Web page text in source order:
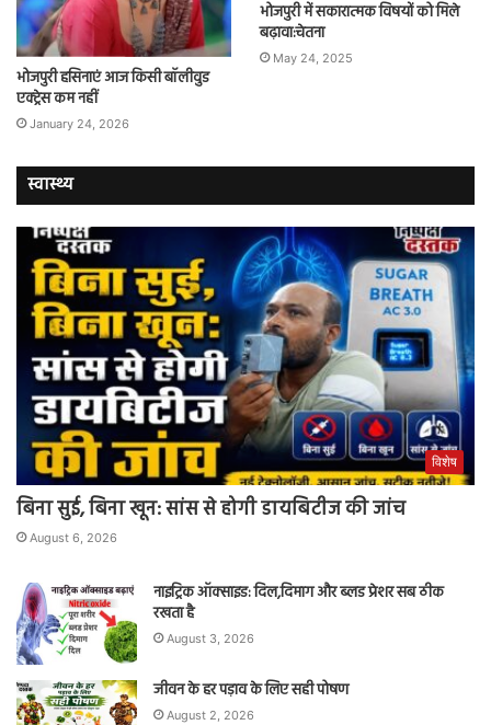
भोजपुरी हसिनाएं आज किसी बॉलीवुड
एक्ट्रेस कम नहीं
January 24, 2026
भोजपुरी में सकारात्मक विषयों को मिले
बढ़ावा:चेतना
May 24, 2025
स्वास्थ्य
विशेष
बिना सुई, बिना खून: सांस से होगी डायबिटीज की जांच
August 6, 2026
नाइट्रिक ऑक्साइड: दिल,दिमाग और ब्लड प्रेशर सब ठीक
रखता है
August 3, 2026
जीवन के हर पड़ाव के लिए सही पोषण
August 2, 2026